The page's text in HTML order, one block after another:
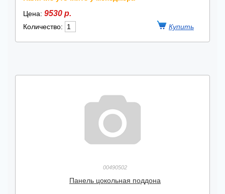
Цена: 9530 р.
Количество:
00490502
Панель цокольная поддона